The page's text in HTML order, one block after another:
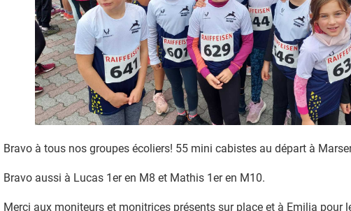
Bravo à tous nos groupes écoliers! 55 mini cabistes au départ à
Bravo aussi à Lucas 1er en M8 et Mathis 1er en M10.
Merci aux moniteurs et monitrices présents sur place et à Emilia pour